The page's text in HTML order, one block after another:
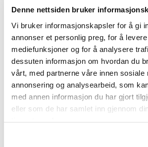
Denne nettsiden bruker
Vi bruker informasjonskapsler for å gi
annonser et personlig preg, for å
mediefunksjoner og for å analysere
dessuten informasjon om hvordan du
vårt, med partnerne våre innen sosiale
annonsering og analysearbeid, som
med annen informasjon du har gjort
eller som de har samlet inn gjennom
Karte